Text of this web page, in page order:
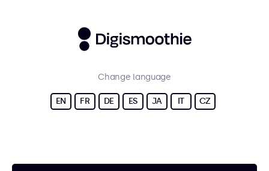
Change language
EN FR DE ES JA IT CZ